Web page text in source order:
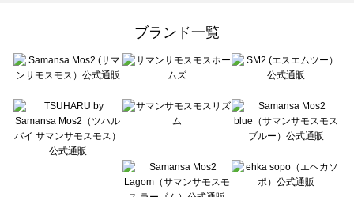
Te chichi（テチチ）の一覧
Te chichi CLASSIC（テチチ クラシック）の一覧
Lugnoncure（ルノンキュール）の一覧
BETTY'S BLUE（べティーズブルー）の一覧
Wpc.（ワールドパーティー）の一覧
ブランド一覧